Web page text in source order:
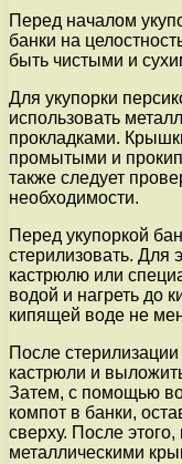
Перед началом
банки на
быть чистыми и
Для укупорки
использовать
прокладками.
промытыми и
также следует
необходимости.
Перед укупоркой
стерилизовать. Для
кастрюлю или
водой и нагреть до
кипящей воде не
После стерилизации
кастрюли и
Затем, с помощью
компот в банки,
сверху. После
металлическими